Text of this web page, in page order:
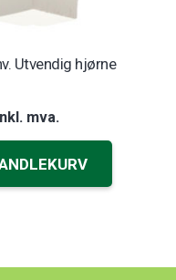
Utvendig hjørne
mva.